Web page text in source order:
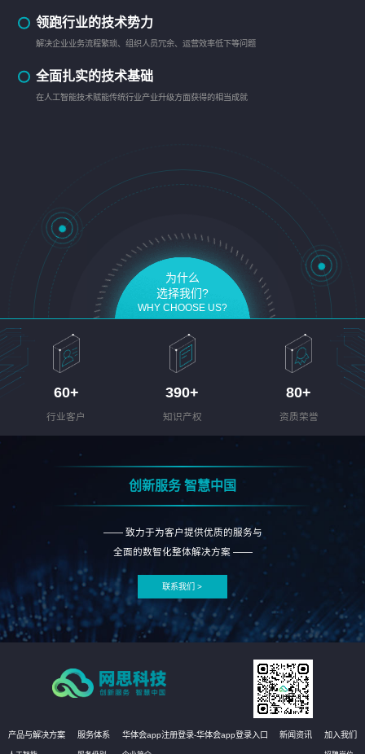
领跑行业的技术势力
解决企业业务流程繁琐、组织人员冗余、运营效率低下等问题
全面扎实的技术基础
在人工智能技术赋能传统行业产业升级方面获得的相当成就
为什么
选择我们?
WHY CHOOSE US?
60+
行业客户
390+
知识产权
80+
资质荣誉
创新服务 智慧中国
—— 致力于为客户提供优质的服务与
全面的数智化整体解决方案 ——
联系我们 >
产品与解决方案 服务体系 华体会app注册登录-华体会app登录入口 新闻资讯 加入我们